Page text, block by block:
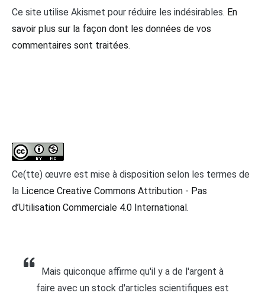
Ce site utilise Akismet pour réduire les indésirables. En
savoir plus sur la façon dont les données de vos
commentaires sont traitées.
Ce(tte) œuvre est mise à disposition selon les termes de
la Licence Creative Commons Attribution - Pas
d’Utilisation Commerciale 4.0 International.
Mais quiconque affirme qu'il y a de l'argent à
faire avec un stock d'articles scientifiques est